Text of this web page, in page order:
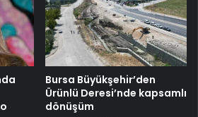
Bursa Büyükşehir’den
Ürünlü Deresi’nde kapsamlı
dönüşüm